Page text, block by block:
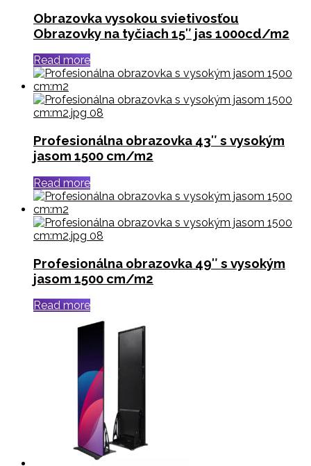
Obrazovka vysokou svietivosťou
Obrazovky na tyčiach 15″ jas 1000cd/m2
Read more
Profesionálna obrazovka 43″ s vysokým
jasom 1500 cm/m2
Read more
Profesionálna obrazovka 49″ s vysokým
jasom 1500 cm/m2
Read more